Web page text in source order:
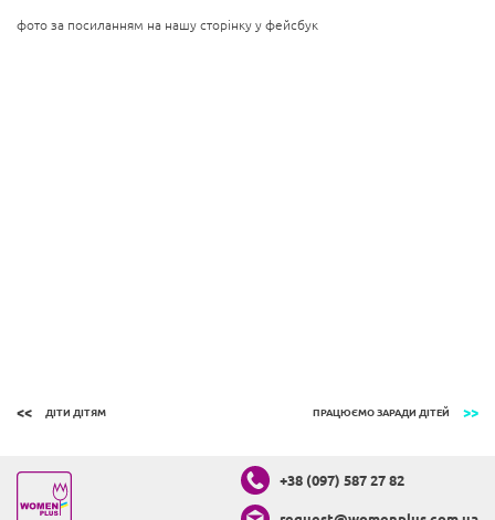
фото за посиланням на нашу сторінку у фейсбук
ДІТИ ДІТЯМ ПРАЦЮЄМО ЗАРАДИ ДІТЕЙ
+38 (097) 587 27 82